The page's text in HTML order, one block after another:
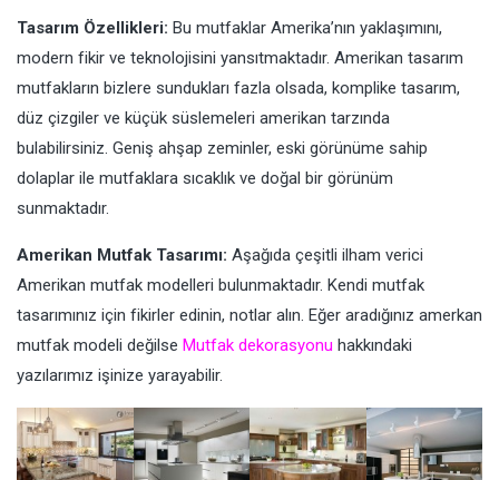
Tasarım Özellikleri: Bu mutfaklar Amerika’nın yaklaşımını,
modern fikir ve teknolojisini yansıtmaktadır. Amerikan tasarım
mutfakların bizlere sundukları fazla olsada, komplike tasarım,
düz çizgiler ve küçük süslemeleri amerikan tarzında
bulabilirsiniz. Geniş ahşap zeminler, eski görünüme sahip
dolaplar ile mutfaklara sıcaklık ve doğal bir görünüm
sunmaktadır.
Amerikan Mutfak Tasarımı: Aşağıda çeşitli ilham verici
Amerikan mutfak modelleri bulunmaktadır. Kendi mutfak
tasarımınız için fikirler edinin, notlar alın. Eğer aradığınız amerkan
mutfak modeli değilse Mutfak dekorasyonu hakkındaki
yazılarımız işinize yarayabilir.